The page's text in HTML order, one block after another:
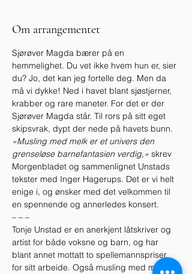
Om arrangementet
Sjørøver Magda bærer på en
hemmelighet. Du vet ikke hvem hun er, sier
du? Jo, det kan jeg fortelle deg. Men da
må vi dykke! Ned i havet blant sjøstjerner,
krabber og rare maneter. For det er der
Sjørøver Magda står. Til rors på sitt eget
skipsvrak, dypt der nede på havets bunn.
«Musling med melk er et univers den
grenseløse barnefantasien verdig,» skrev
Morgenbladet og sammenlignet Unstads
tekster med Inger Hagerups. Det er vi helt
enige i, og ønsker med det velkommen til
en spennende og annerledes konsert.
– – –
Tonje Unstad er en anerkjent låtskriver og
artist for både voksne og barn, og har
blant annet mottatt to spellemannspriser
for sitt arbeide. Også musling med melk